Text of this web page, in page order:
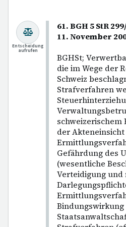
61. BGH 5 StR
11. November
BGHSt;
die im Wege der
Schweiz
Strafverfahren
schweizerischem
der
Gefährdung des
(wesentliche
Verteidigung
Entscheidung
aufrufen